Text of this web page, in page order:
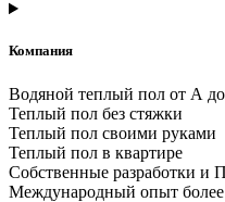
Компания
Водяной теплый пол от А
Теплый пол без стяжки
Теплый пол своими руками
Теплый пол в квартире
Собственные разработки
Международный опыт более